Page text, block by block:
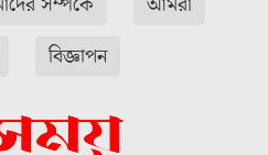
বিজ্ঞাপন